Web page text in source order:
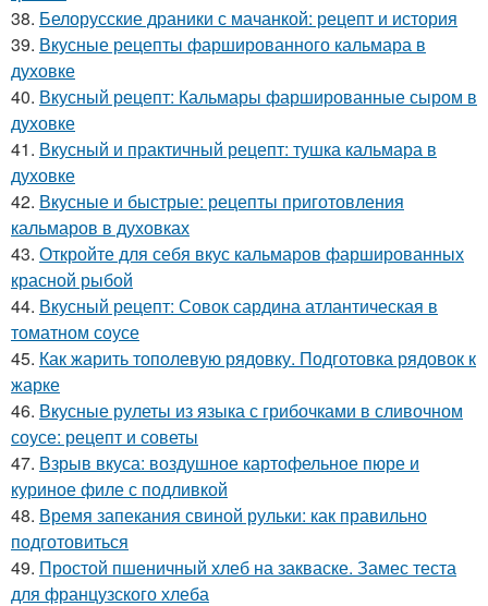
38. Белорусские драники с мачанкой: рецепт и история
39. Вкусные рецепты фаршированного кальмара в
духовке
40. Вкусный рецепт: Кальмары фаршированные сыром в
духовке
41. Вкусный и практичный рецепт: тушка кальмара в
духовке
42. Вкусные и быстрые: рецепты приготовления
кальмаров в духовках
43. Откройте для себя вкус кальмаров фаршированных
красной рыбой
44. Вкусный рецепт: Совок сардина атлантическая в
томатном соусе
45. Как жарить тополевую рядовку. Подготовка рядовок к
жарке
46. Вкусные рулеты из языка с грибочками в сливочном
соусе: рецепт и советы
47. Взрыв вкуса: воздушное картофельное пюре и
куриное филе с подливкой
48. Время запекания свиной рульки: как правильно
подготовиться
49. Простой пшеничный хлеб на закваске. Замес теста
для французского хлеба